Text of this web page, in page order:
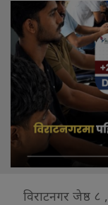
विराटनगर जेष्ठ ८ ,